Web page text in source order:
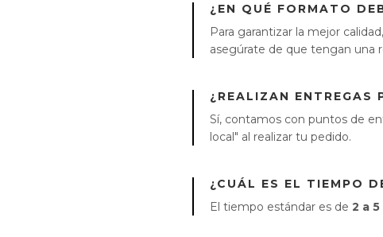
¿EN QUÉ FORMATO
Para garantizar la mejor
asegúrate de que tengan una
¿REALIZAN ENTREGAS
Sí, contamos con puntos de
local" al realizar tu pedido.
¿CUÁL ES EL TIEMPO
El tiempo estándar es de 2 a